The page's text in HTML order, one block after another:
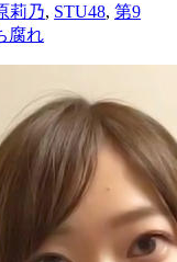
莉乃, STU48,第9
腐れ